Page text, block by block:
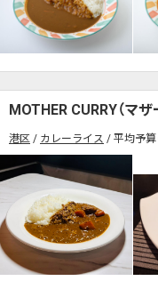
年中無休 5名
デリバリー対応
カウンター席あり
テラス席ペット可
カレー専門店
キッズメニューあり
カード決済可
#本日のカレー見た
無料駐車場あり
モーニングあり
デリバリー対応
カウンター席あり
テラス席ペット可
カレー専門店
キッズメニューあり
カード決済可
MOTHER CURRY（マザ
港区 カレーライス 平均予算